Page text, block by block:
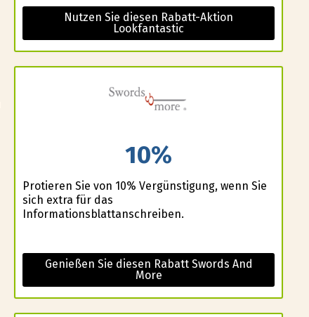
Nutzen Sie diesen Rabatt-Aktion
Lookfantastic
10%
Profitieren Sie von 10% Vergünstigung, wenn Sie
sich extra für das
Informationsblattanschreiben.
Genießen Sie diesen Rabatt Swords And
More